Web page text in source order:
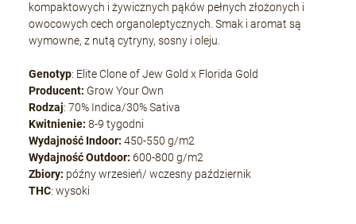
kompaktowych i żywicznych pąków pełnych złożonych i
owocowych cech organoleptycznych. Smak i aromat są
wymowne, z nutą cytryny, sosny i oleju.
Genotyp: Elite Clone of Jew Gold x Florida Gold
Producent: Grow Your Own
Rodzaj: 70% Indica/30% Sativa
Kwitnienie: 8-9 tygodni
Wydajność Indoor: 450-550 g/m2
Wydajność Outdoor: 600-800 g/m2
Zbiory: późny wrzesień/ wczesny październik
THC: wysoki